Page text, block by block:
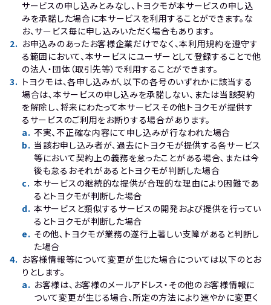
サービスの申し込みとみなし、トヨクモが本サービスの申し込
みを承諾した場合に本サービスを利用することができます。な
お、サービス毎に申し込みいただく場合もあります。
2. お申込みのあったお客様企業だけでなく、本利用規約を遵守す
る範囲において、本サービスにユーザーとして登録することで他
の法人・団体（取引先等）で利用することができます。
3. トヨクモは、各申し込みが、以下の各号のいずれかに該当する
場合は､本サービスの申し込みを承諾しない、または当該契約
を解除し、将来にわたって本サービスその他トヨクモが提供す
るサービスのご利用をお断りする場合があります。
a. 不実、不正確な内容にて申し込みが行なわれた場合
b. 当該お申し込み者が､過去にトヨクモが提供する各サービス
等において契約上の義務を怠ったことがある場合､または今
後も怠るおそれがあるとトヨクモが判断した場合
c. 本サービスの継続的な提供が合理的な理由により困難であ
るとトヨクモが判断した場合
d. 本サービスと類似するサービスの開発および提供を行ってい
るとトヨクモが判断した場合
e. その他､トヨクモが業務の遂行上著しい支障があると判断し
た場合
4. お客様情報等について変更が生じた場合については以下のとお
りとします。
a. お客様は、お客様のメールアドレス・その他のお客様情報に
ついて変更が生じる場合、所定の方法により速やかに変更く